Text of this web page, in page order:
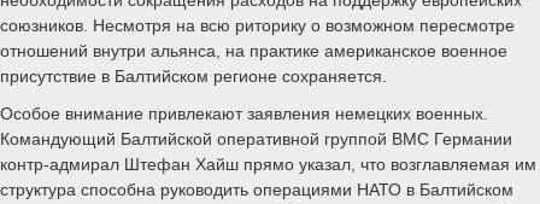
союзников. Несмотря на всю риторику о возможном пересмотре
отношений внутри альянса, на практике американское военное
присутствие в Балтийском регионе сохраняется.
Особое внимание привлекают заявления немецких военных.
Командующий Балтийской оперативной группой ВМС Германии
контр-адмирал Штефан Хайш прямо указал, что возглавляемая им
структура способна руководить операциями НАТО в Балтийском